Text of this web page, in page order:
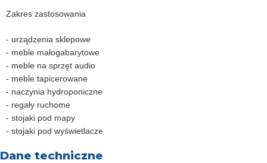
Zakres zastosowania
- urządzenia sklepowe
- meble małogabarytowe
- meble na sprzęt audio
- meble tapicerowane
- naczynia hydroponiczne
- regały ruchome
- stojaki pod mapy
- stojaki pod wyświetlacze
Dane techniczne